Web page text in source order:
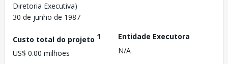
Diretoria Executiva)
30 de junho de 1987
Custo total do projeto 1
US$ 0.00 milhões
Entidade Executora
N/A